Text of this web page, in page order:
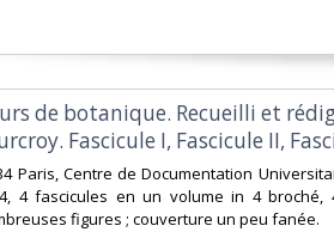
de botanique. Recueilli et
Fascicule I, Fascicule II,
Paris, Centre de Documentation
4 fascicules en un volume in 4 broché,
figures ; couverture un peu fanée.